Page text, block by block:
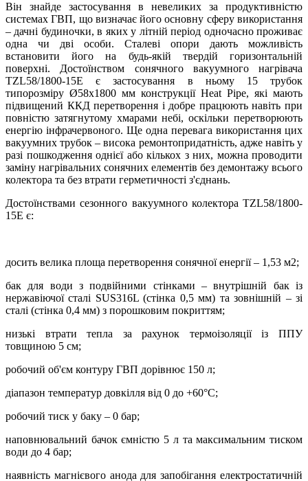
Він знайде застосування в невеликих за продуктивністю
системах ГВП, що визначає його основну сферу використання
– дачні будиночки, в яких у літній період одночасно проживає
одна чи дві особи. Сталеві опори дають можливість
встановити його на будь-якій твердій горизонтальній
поверхні. Достоїнством сонячного вакуумного нагрівача
TZL58/1800-15E є застосування в ньому 15 трубок
типорозміру Ø58х1800 мм конструкції Heat Pipe, які мають
підвищений ККД перетворення і добре працюють навіть при
повністю затягнутому хмарами небі, оскільки перетворюють
енергію інфрачервоного. Ще одна перевага використання цих
вакуумних трубок – висока ремонтопридатність, адже навіть у
разі пошкодження однієї або кількох з них, можна проводити
заміну нагрівальних сонячних елементів без демонтажу всього
колектора та без втрати герметичності з'єднань.
Достоїнствами сезонного вакуумного колектора TZL58/1800-
15E є:
досить велика площа перетворення сонячної енергії – 1,53 м2;
бак для води з подвійними стінками – внутрішній бак із
нержавіючої сталі SUS316L (стінка 0,5 мм) та зовнішній – зі
сталі (стінка 0,4 мм) з порошковим покриттям;
низькі втрати тепла за рахунок термоізоляції із ППУ
товщиною 5 см;
робочий об'єм контуру ГВП дорівнює 150 л;
діапазон температур довкілля від 0 до +60°C;
робочий тиск у баку – 0 бар;
наповнювальний бачок ємністю 5 л та максимальним тиском
води до 4 бар;
наявність магнієвого анода для запобігання електростатичній